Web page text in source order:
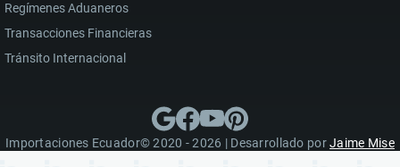
Regímenes Aduaneros
Transacciones Financieras
Tránsito Internacional
Importaciones Ecuador© 2020 - 2026 | Desarrollado porJaime Mise